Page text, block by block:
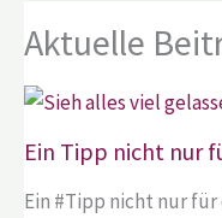
Aktuelle
Ein Tipp nicht nur
Ein #Tipp nicht nur